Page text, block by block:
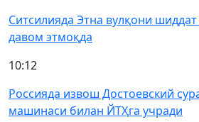
Ситсилияда Этна вулқони
давом этмоқда
10:12
Россияда извош Достоевский
машинаси билан ЙТҲга учради